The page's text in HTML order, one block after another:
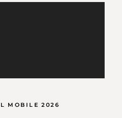
MOBILE 2026